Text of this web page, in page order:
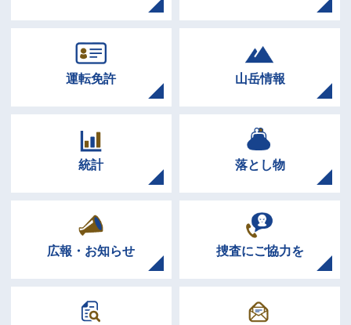
運転免許 山岳情報
統計 落とし物
広報・お知らせ 捜査にご協力を